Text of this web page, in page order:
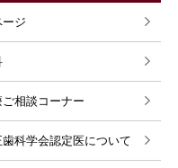
月
月
月
月
ージ
相談コーナー
歯科学会認定医について